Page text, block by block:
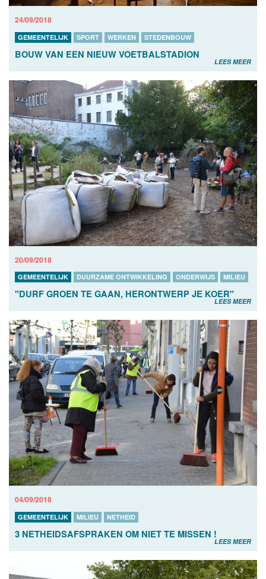
24/09/2018
GEMEENTELIJK SPORT WERKEN STEDENBOUW
BOUW VAN EEN NIEUW VOETBALSTADION
LEES MEER
20/09/2018
GEMEENTELIJK DUURZAME ONTWIKKELING ONDERWIJS MILIEU
"DURF GROEN TE GAAN, HERONTWERP JE KOER"
LEES MEER
04/09/2018
GEMEENTELIJK MILIEU NETHEID
3 NETHEIDSAFSPRAKEN OM NIET TE MISSEN !
LEES MEER